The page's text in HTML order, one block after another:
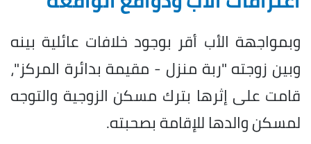
وبمواجهة الأب أقر بوجود خلافات عائلية بينه
وبين زوجته "ربة منزل - مقيمة بدائرة المركز"،
قامت على إثرها بترك مسكن الزوجية والتوجه
لمسكن والدها للإقامة بصحبته.